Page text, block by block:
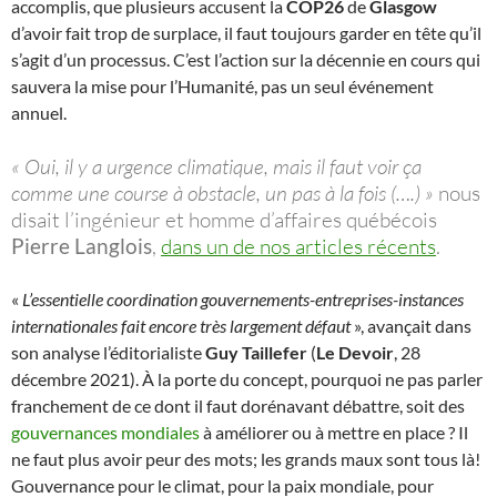
accomplis, que plusieurs accusent laCOP26deGlasgow
d’avoir fait trop de surplace, il faut toujours garder en tête qu’il
s’agit d’un processus. C’est l’action sur la décennie en cours qui
sauvera la mise pour l’Humanité, pas un seul événement
annuel.
« Oui, il y a urgence climatique, mais il faut voir ça
comme une course à obstacle, un pas à la fois (….) » nous
disait l’ingénieur et homme d’affaires québécois
Pierre Langlois, dans un de nos articles récents.
« L’essentielle coordination gouvernements-entreprises-instances
internationales fait encore très largement défaut», avançait dans
son analyse l’éditorialisteGuy Taillefer (Le Devoir, 28
décembre 2021). À la porte du concept, pourquoi ne pas parler
franchement de ce dont il faut dorénavant débattre, soit des
gouvernances mondialesà améliorer ou à mettre en place ? Il
ne faut plus avoir peur des mots; les grands maux sont tous là!
Gouvernance pour le climat, pour la paix mondiale, pour